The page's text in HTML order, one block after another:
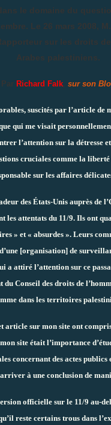
le domaine du
Le 26 mars 2008,
sur les droits
Arabes palestiniens.
Par Richard Falk, sur son
suscités par l’article de
qui me visait
l’attention sur la détresse
cruciales comme la liberté
sur les affaires
des États-Unis auprès de
attentats du 11/9. Ils ont
» et « absurdes ». Leurs
[organisation] de
a attiré l’attention sur ce
Conseil des droits de
dans les territoires
article sur mon site ont
site était l’importance
concernant des actes
à une conclusion de
officielle sur le 11/9 au-
reste certains trous dans